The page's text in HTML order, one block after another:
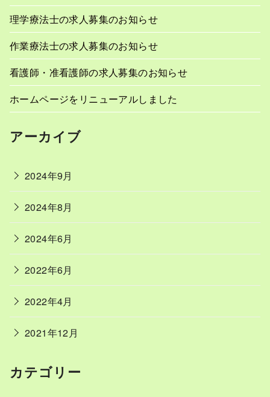
理学療法士の求人募集のお知らせ
作業療法士の求人募集のお知らせ
看護師・准看護師の求人募集のお知らせ
ホームページをリニューアルしました
アーカイブ
2024年9月
2024年8月
2024年6月
2022年6月
2022年4月
2021年12月
カテゴリー